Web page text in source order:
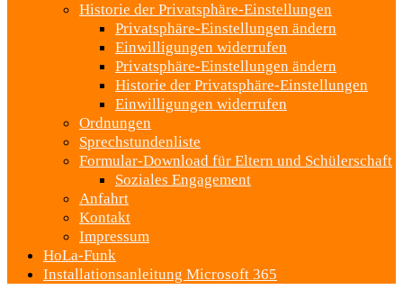
Historie der Privatsphäre-Einstellungen
Privatsphäre-Einstellungen ändern
Einwilligungen widerrufen
Privatsphäre-Einstellungen ändern
Historie der Privatsphäre-Einstellungen
Einwilligungen widerrufen
Ordnungen
Sprechstundenliste
Formular-Download für Eltern und Schülerschaft
Soziales Engagement
Anfahrt
Kontakt
Impressum
HoLa-Funk
Installationsanleitung Microsoft 365